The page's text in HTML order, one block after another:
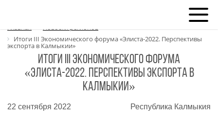
Главная
Новости регионов
Итоги III Экономического форума «Элиста-2022. Перспективы
экспорта в Калмыкии»
Итоги III Экономического форума
«Элиста-2022. Перспективы экспорта в
Калмыкии»
22 сентября 2022 Республика Калмыкия